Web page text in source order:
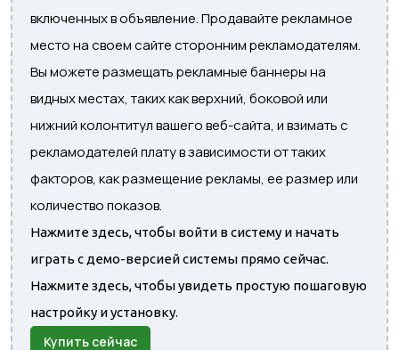
включенных в объявление. Продавайте рекламное
место на своем сайте сторонним рекламодателям.
Вы можете размещать рекламные баннеры на
видных местах, таких как верхний, боковой или
нижний колонтитул вашего веб-сайта, и взимать с
рекламодателей плату в зависимости от таких
факторов, как размещение рекламы, ее размер или
количество показов.
Нажмите здесь, чтобы войти в систему и начать
играть с демо-версией системы прямо сейчас.
Нажмите здесь, чтобы увидеть простую пошаговую
настройку и установку.
Купить сейчас